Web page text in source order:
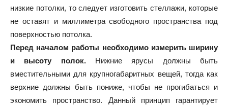
низкие потолки, то следует изготовить стеллажи, которые
не оставят и миллиметра свободного пространства под
поверхностью потолка.
Перед началом работы необходимо измерить ширину
и высоту полок. Нижние ярусы должны быть
вместительными для крупногабаритных вещей, тогда как
верхние должны быть пониже, чтобы не прогибаться и
экономить пространство. Данный принцип гарантирует